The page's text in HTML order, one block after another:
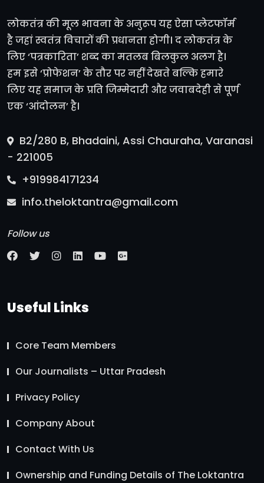
लोकतंत्र की मूल भावना के अनुरूप यह ऐसा प्लेटफॉर्म
है जहां स्वतंत्र विचारों की प्रधानता होगी। द लोकतंत्र के
लिए ‘पत्रकारिता’ शब्द का मतलब बिलकुल अलग है।
हम इसे ‘प्रोफेशन’ के तौर पर नहीं देखते बल्कि हमारे
लिए यह समाज के प्रति जिम्मेदारी और जवाबदेही से पूर्ण
एक ‘आंदोलन’ है।
B2/280 B, Bhadaini, Assi Chauraha, Varanasi
- 221005
+919984171234
info.theloktantra@gmail.com
Follow us
Useful Links
Core Team Members
Our Journalists – Uttar Pradesh
Privacy Policy
Company About
Contact With Us
Ownership and Funding Details of The Loktantra